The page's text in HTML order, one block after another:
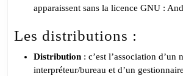
apparaissent sans la licence GNU :
Les distributions :
Distribution : c’est l’association d’un
interpréteur/bureau et d’un